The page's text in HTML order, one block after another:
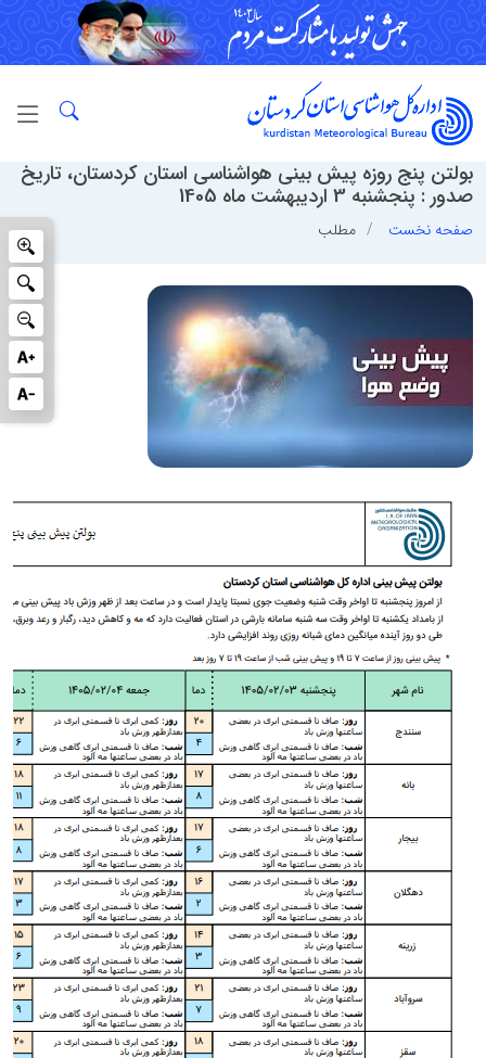
بولتن پنج روزه پیش بینی هواشناسی استان کردستان، تاریخ
صدور : پنجشنبه 3 اردیبهشت ماه 1405
صفحه نخست مطلب